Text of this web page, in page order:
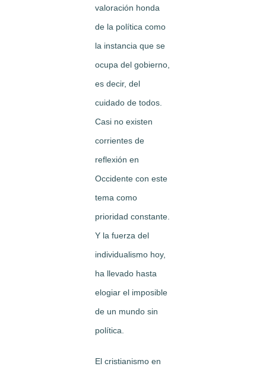
valoración honda
de la política como
la instancia que se
ocupa del gobierno,
es decir, del
cuidado de todos.
Casi no existen
corrientes de
reflexión en
Occidente con este
tema como
prioridad constante.
Y la fuerza del
individualismo hoy,
ha llevado hasta
elogiar el imposible
de un mundo sin
política.
El cristianismo en